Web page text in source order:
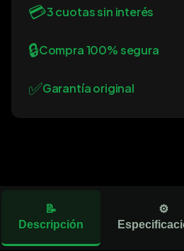
💳3 cuotas sin interés
🔒Compra 100% segura
✅Garantía original
📝
Descripción
⚙️